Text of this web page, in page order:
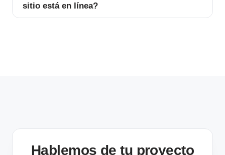
sitio está en línea?
Hablemos de tu proyecto